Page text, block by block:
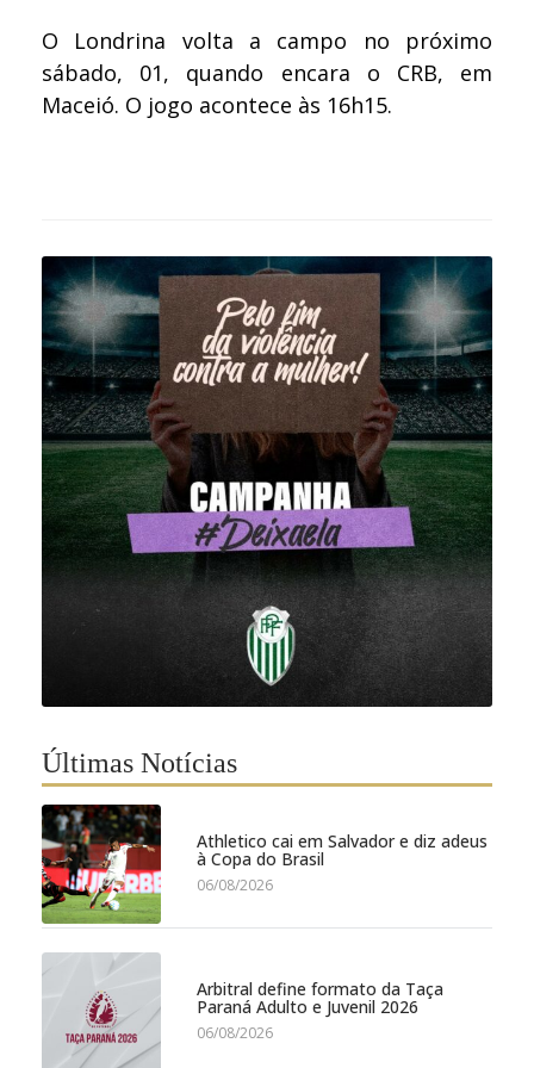
O Londrina volta a campo no próximo
sábado, 01, quando encara o CRB, em
Maceió. O jogo acontece às 16h15.
Últimas Notícias
Athletico cai em Salvador e diz adeus
à Copa do Brasil
06/08/2026
Arbitral define formato da Taça
Paraná Adulto e Juvenil 2026
06/08/2026